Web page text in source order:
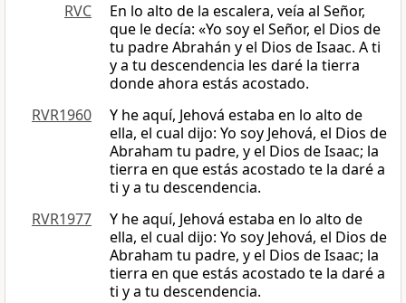
RVC
En lo alto de la escalera, veía al Señor,
que le decía: «Yo soy el Señor, el Dios de
tu padre Abrahán y el Dios de Isaac. A ti
y a tu descendencia les daré la tierra
donde ahora estás acostado.
RVR1960
Y he aquí, Jehová estaba en lo alto de
ella, el cual dijo: Yo soy Jehová, el Dios de
Abraham tu padre, y el Dios de Isaac; la
tierra en que estás acostado te la daré a
ti y a tu descendencia.
RVR1977
Y he aquí, Jehová estaba en lo alto de
ella, el cual dijo: Yo soy Jehová, el Dios de
Abraham tu padre, y el Dios de Isaac; la
tierra en que estás acostado te la daré a
ti y a tu descendencia.